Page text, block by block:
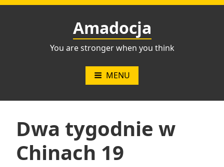
Przejdź
Amadocja
You are stronger when you think
MENU
Dwa tygodnie w
Chinach 19